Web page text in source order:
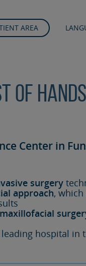
AREA
of hands
Center in
surgery
approach,
leading hospital in